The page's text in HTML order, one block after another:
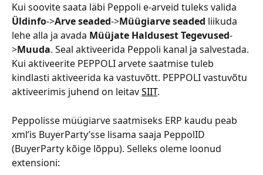
Kui soovite saata läbi Peppoli e-arveid tuleks valida
Üldinfo->Arve seaded->Müügiarve seaded liikuda
lehe alla ja avada Müüjate HaldusestTegevused-
>Muuda. Seal aktiveerida Peppoli kanal ja salvestada.
Kui aktiveerite PEPPOLI arvete saatmise tuleb
kindlasti aktiveerida ka vastuvõtt. PEPPOLI vastuvõtu
aktiveerimis juhend on leitav SIIT.
Peppolisse müügiarve saatmiseks ERP kaudu peab
xml’is BuyerParty’sse lisama saaja PeppolID
(BuyerParty kõige lõppu). Selleks oleme loonud
extensioni: